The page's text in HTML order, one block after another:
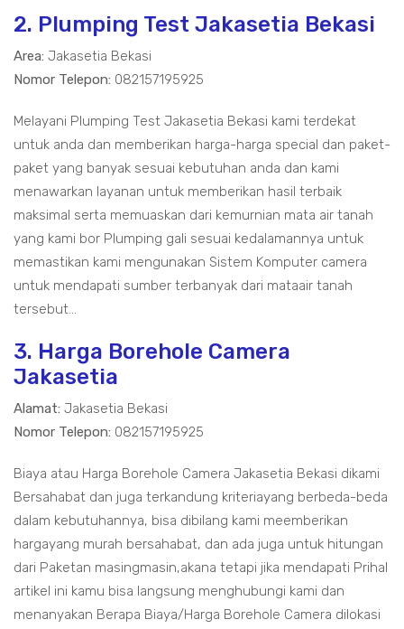
2. Plumping Test Jakasetia Bekasi
Area: Jakasetia Bekasi
Nomor Telepon: 082157195925
Melayani Plumping Test Jakasetia Bekasi kami terdekat
untuk anda dan memberikan harga-harga special dan paket-
paket yang banyak sesuai kebutuhan anda dan kami
menawarkan layanan untuk memberikan hasil terbaik
maksimal serta memuaskan dari kemurnian mata air tanah
yang kami bor Plumping gali sesuai kedalamannya untuk
memastikan kami mengunakan Sistem Komputer camera
untuk mendapati sumber terbanyak dari mataair tanah
tersebut...
3. Harga Borehole Camera
Jakasetia
Alamat: Jakasetia Bekasi
Nomor Telepon: 082157195925
Biaya atau Harga Borehole Camera Jakasetia Bekasi dikami
Bersahabat dan juga terkandung kriteriayang berbeda-beda
dalam kebutuhannya, bisa dibilang kami meemberikan
hargayang murah bersahabat, dan ada juga untuk hitungan
dari Paketan masingmasin,akana tetapi jika mendapati Prihal
artikel ini kamu bisa langsung menghubungi kami dan
menanyakan Berapa Biaya/Harga Borehole Camera dilokasi